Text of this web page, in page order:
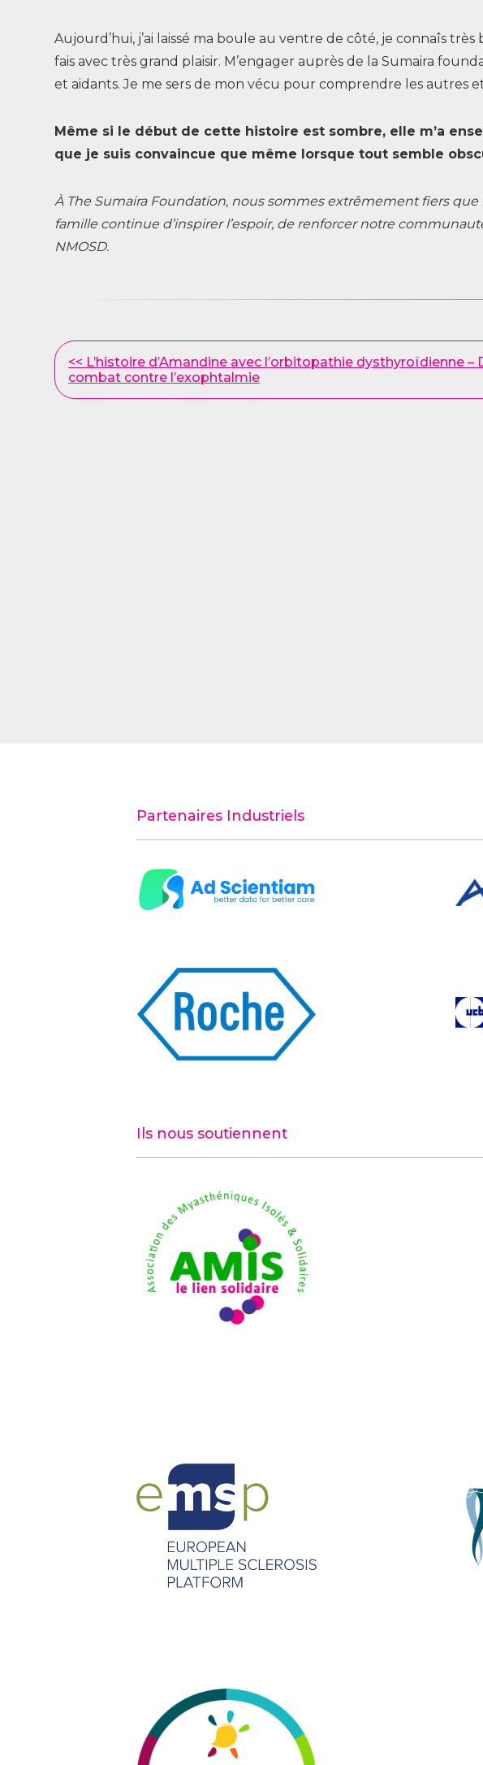
Aujourd’hui, j’ai laissé ma boule au ventre de côté, je connaîs
fais avec très grand plaisir. M’engager auprès de la Sumaira
et aidants. Je me sers de mon vécu pour comprendre les autres
Même si le début de cette histoire est sombre, elle m’a
que je suis convaincue que même lorsque tout semble
À The Sumaira Foundation, nous sommes extrêmement fiers que
famille continue d’inspirer l’espoir, de renforcer notre
NMOSD.
Other
Posts
<< L’histoire d’Amandine avec l’orbitopathie dysthyroïdienne –
combat contre l’exophtalmie
Partenaires Industriels
Ils nous soutiennent